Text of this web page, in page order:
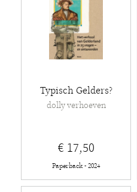
Typisch Gelders?
dolly verhoeven
€ 17,50
Paperback - 2024